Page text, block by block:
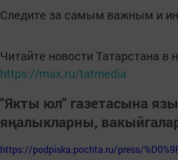
Следите за самым важным и
Читайте новости Татарстана
https://max.ru/tatmedia
"Якты юл" газетасына
яңалыкларны,
https://podpiska.pochta.ru/press/